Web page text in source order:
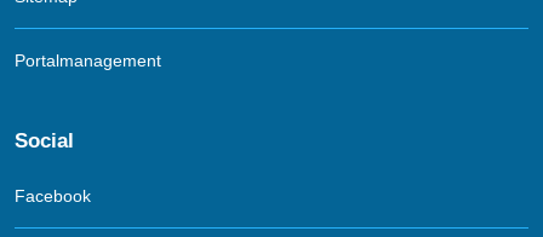
Portalmanagement
Social
Facebook